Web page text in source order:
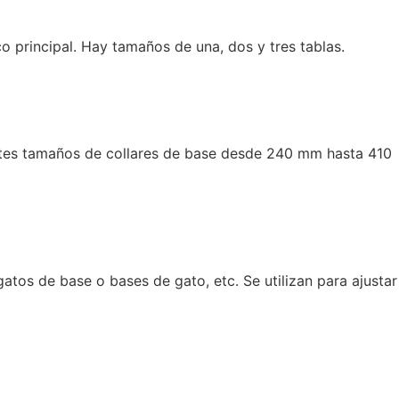
principal. Hay tamaños de una, dos y tres tablas.
tamaños de collares de base desde 240 mm hasta 410
de base o bases de gato, etc. Se utilizan para ajustar